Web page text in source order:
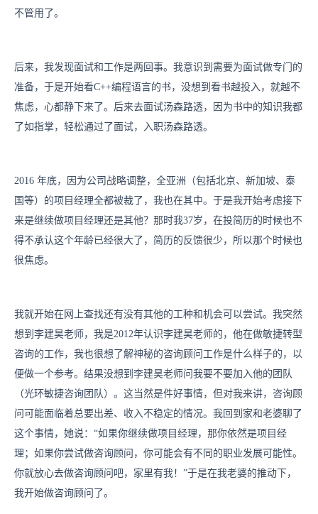
不管用了。
后来，我发现面试和工作是两回事。我意识到需要为面试做专门的
准备，于是开始看C++编程语言的书，没想到看书越投入，就越不
焦虑，心都静下来了。后来去面试汤森路透，因为书中的知识我都
了如指掌，轻松通过了面试，入职汤森路透。
2016 年底，因为公司战略调整，全亚洲（包括北京、新加坡、泰
国等）的项目经理全都被裁了，我也在其中。于是我开始考虑接下
来是继续做项目经理还是其他？那时我37岁，在投简历的时候也不
得不承认这个年龄已经很大了，简历的反馈很少，所以那个时候也
很焦虑。
我就开始在网上查找还有没有其他的工种和机会可以尝试。我突然
想到李建昊老师，我是2012年认识李建昊老师的，他在做敏捷转型
咨询的工作，我也很想了解神秘的咨询顾问工作是什么样子的，以
便做一个参考。结果没想到李建昊老师问我要不要加入他的团队
（光环敏捷咨询团队）。这当然是件好事情，但对我来讲，咨询顾
问可能面临着总要出差、收入不稳定的情况。我回到家和老婆聊了
这个事情，她说：“如果你继续做项目经理，那你依然是项目经
理；如果你尝试做咨询顾问，你可能会有不同的职业发展可能性。
你就放心去做咨询顾问吧，家里有我！”于是在我老婆的推动下，
我开始做咨询顾问了。